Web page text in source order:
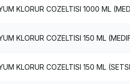
KLORUR COZELTISI 1000 ML
KLORUR COZELTISI 150 ML
KLORUR COZELTISI 150 ML